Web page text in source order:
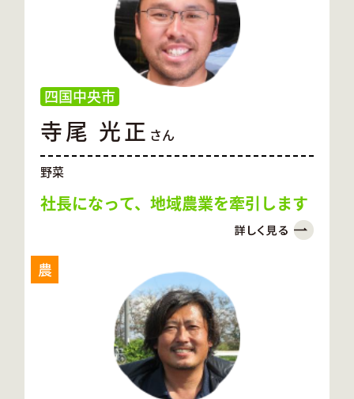
四国中央市
寺尾 光正 さん
野菜
社長になって、地域農業を牽引します
農